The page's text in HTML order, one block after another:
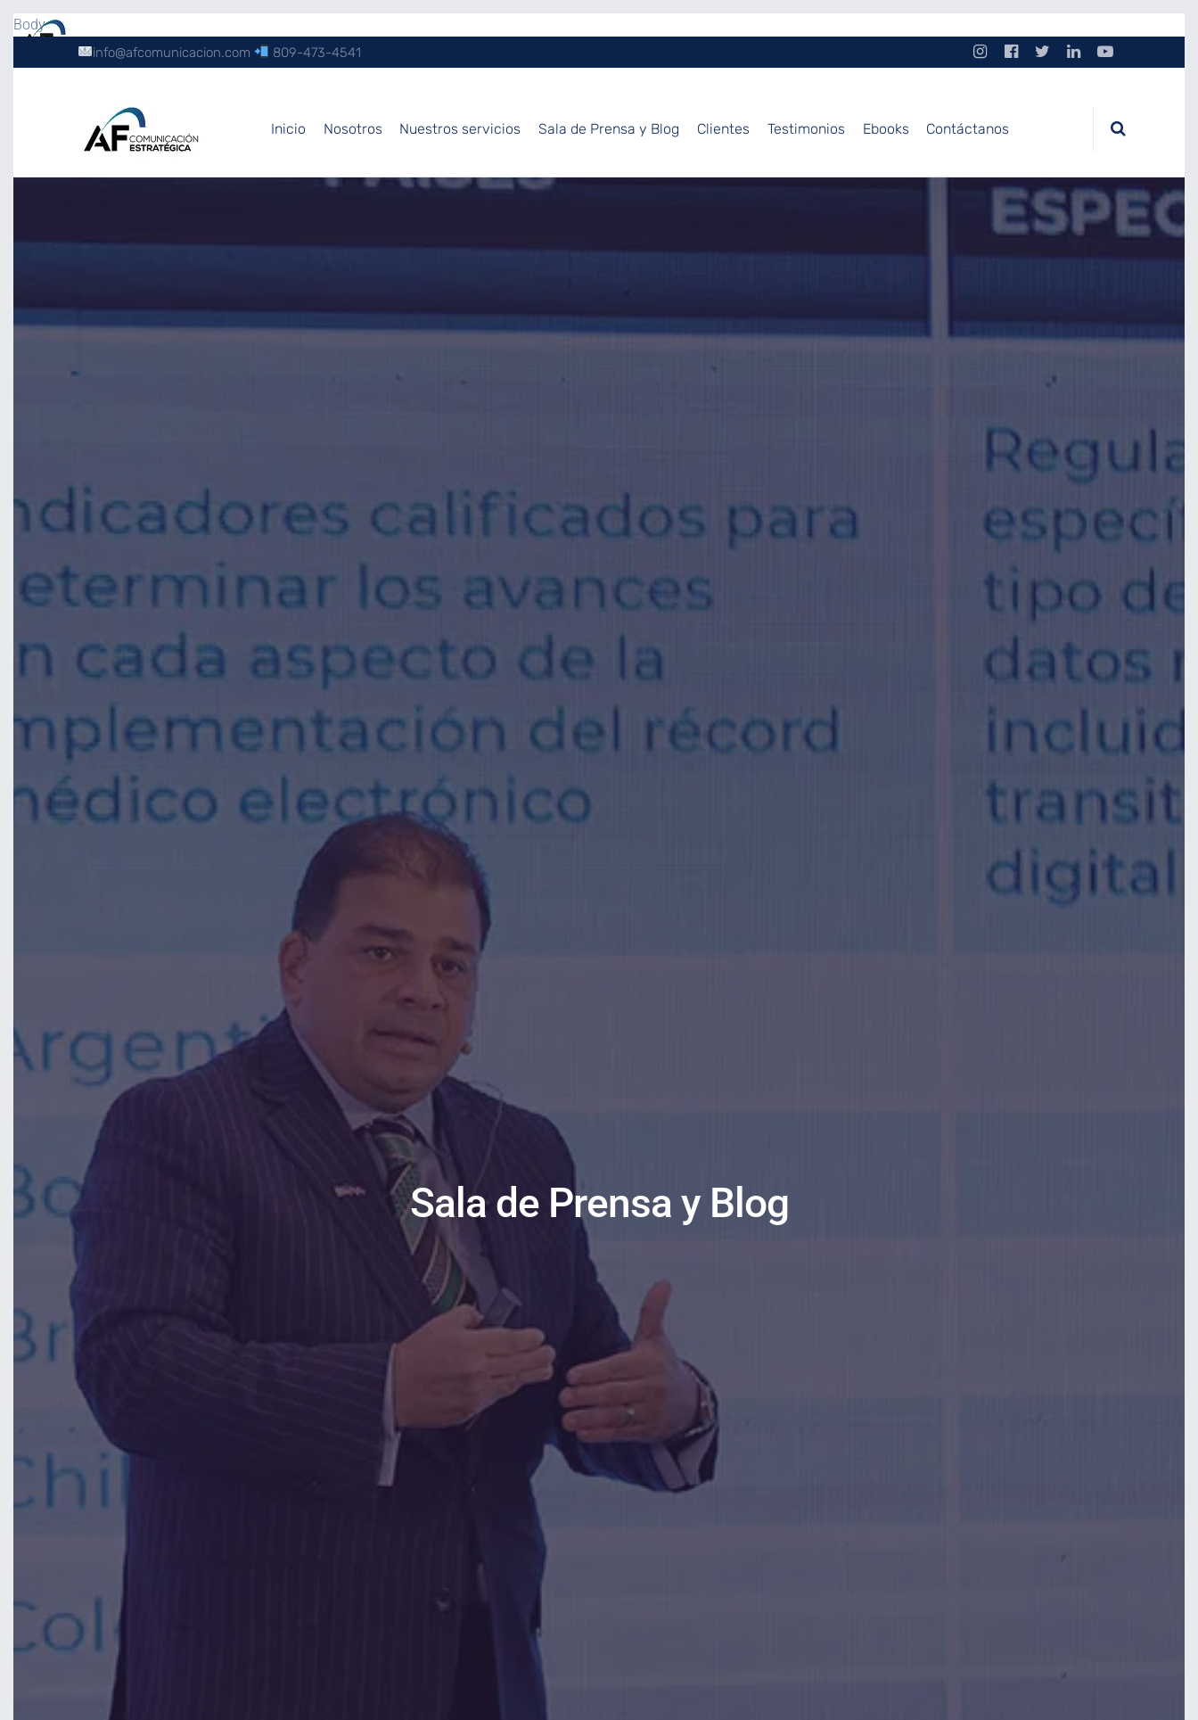
Body
info@afcomunicacion.com 809-473-4541
Inicio Nosotros Nuestros servicios Sala de Prensa y Blog Clientes Testimonios Ebooks Contáctanos
Sala de Prensa y Blog